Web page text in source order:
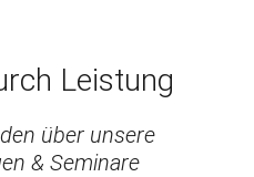
Leistung
über unsere
& Seminare